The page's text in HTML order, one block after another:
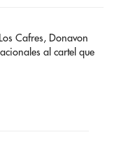
Cafres, Donavon
al cartel que